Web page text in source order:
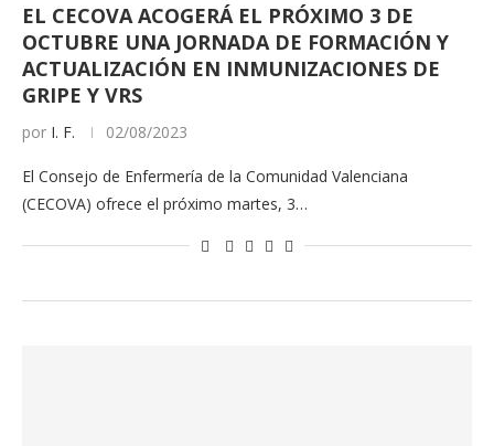
EL CECOVA ACOGERÁ EL PRÓXIMO 3 DE
OCTUBRE UNA JORNADA DE FORMACIÓN Y
ACTUALIZACIÓN EN INMUNIZACIONES DE
GRIPE Y VRS
por I. F. 02/08/2023
El Consejo de Enfermería de la Comunidad Valenciana
(CECOVA) ofrece el próximo martes, 3…